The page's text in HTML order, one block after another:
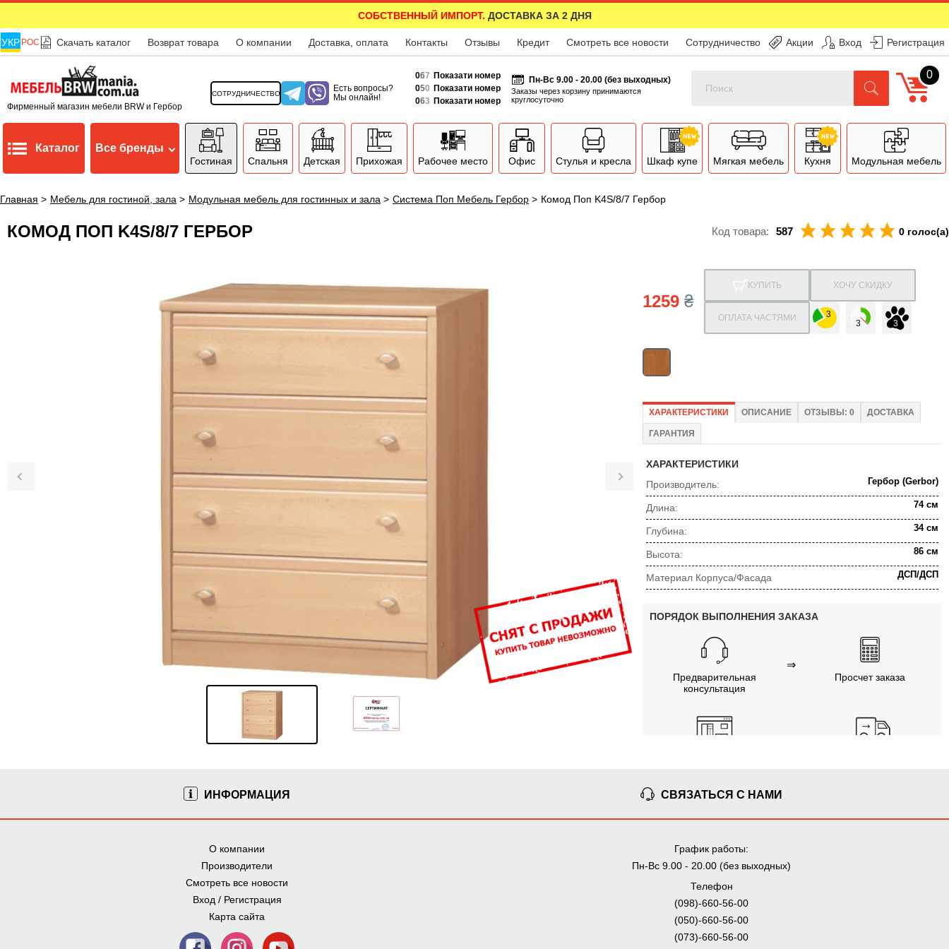
СОБСТВЕННЫЙ ИМПОРТ. ДОСТАВКА ЗА 2 ДНЯ
УКР РОС Скачать каталог Возврат товара О компании Доставка, оплата Контакты Отзывы Кредит Смотреть все новости Сотрудничество Акции Вход Регистрация
Фирменный магазин мебели BRW и Гербор
СОТРУДНИЧЕСТВО
Есть вопросы?
Мы онлайн!
067 Показати номер
050 Показати номер
063 Показати номер
Пн-Вс 9.00 - 20.00 (без выходных)
Заказы через корзину принимаются
круглосуточно
0
Каталог Все бренды
Гостиная Спальня Детская Прихожая Рабочее место Офис Стулья и кресла Шкаф купе Мягкая мебель Кухня Модульная мебель
Главная > Мебель для гостиной, зала > Модульная мебель для гостинных и зала > Система Поп Мебель Гербор > Комод Поп K4S/8/7 Гербор
КОМОД ПОП K4S/8/7 ГЕРБОР Код товара: 587 0 голос(а)
1259₴
КУПИТЬ ХОЧУ СКИДКУ
ОПЛАТА ЧАСТЯМИ
ХАРАКТЕРИСТИКИ ОПИСАНИЕ ОТЗЫВЫ: 0 ДОСТАВКА
ГАРАНТИЯ
ХАРАКТЕРИСТИКИ
Производитель:
Гербор (Gerbor)
Длина: 74 см
Глубина: 34 см
Высота: 86 см
Материал Корпуса/Фасада ДСП/ДСП
ПОРЯДОК ВЫПОЛНЕНИЯ ЗАКАЗА
Предварительная
консультация
⇒
Просчет заказа
этапах от предварительного расчета до получения
ПОЧЕМУ ПОКУПАЮТ НА
BRWMANIA.COM.UA
МЕБЕЛЬ НА ЛЮБОЙ
ВКУС
ПЛАТИ АВАНС, А
ОСТАЛЬНОЕ ПРИ
ПОЛУЧЕНИИ
ИНФОРМАЦИЯ
О компании
Производители
Смотреть все новости
Вход / Регистрация
Карта сайта
СВЯЗАТЬСЯ С НАМИ
График работы:
Пн-Вс 9.00 - 20.00 (без выходных)
Телефон
(098)-660-56-00
(050)-660-56-00
(073)-660-56-00